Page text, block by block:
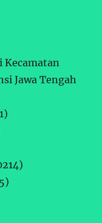
Kecamatan
Jawa Tengah